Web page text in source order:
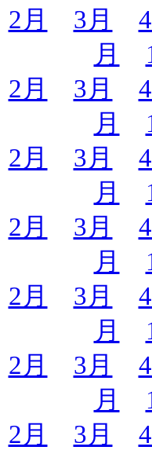
2月 3月
月
2月 3月
月
2月 3月
月
2月 3月
月
2月 3月
月
2月 3月
月
2月 3月